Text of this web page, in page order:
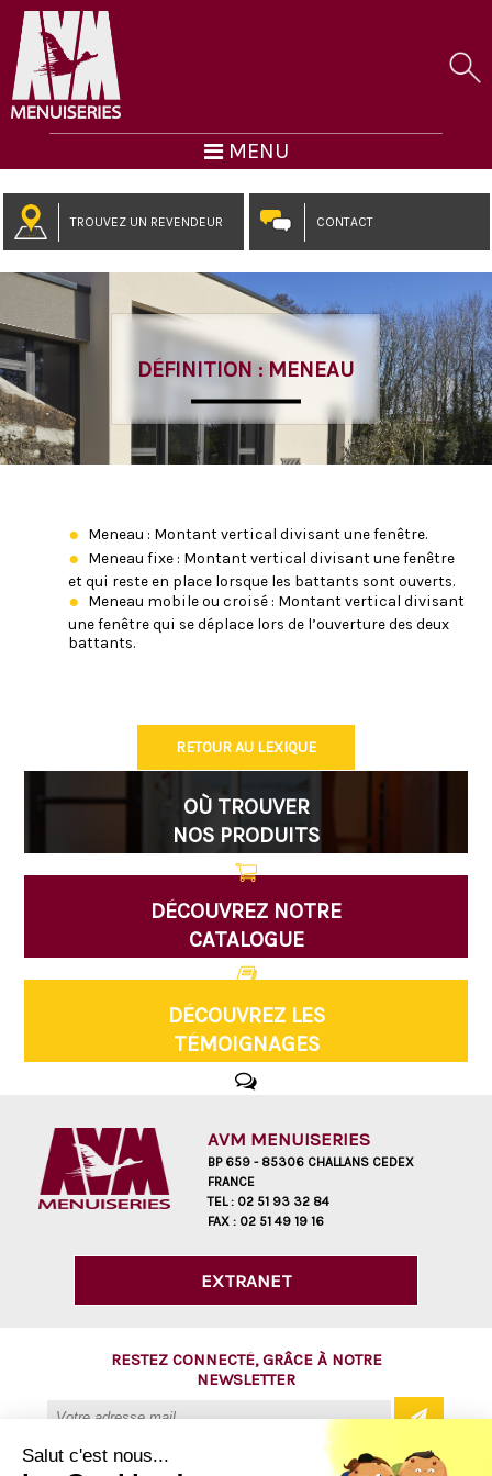
MENU
TROUVEZ UN REVENDEUR CONTACT
DÉFINITION : MENEAU
Meneau : Montant vertical divisant une fenêtre.
Meneau fixe : Montant vertical divisant une fenêtre
et qui reste en place lorsque les battants sont ouverts.
Meneau mobile ou croisé : Montant vertical divisant
une fenêtre qui se déplace lors de l’ouverture des deux
battants.
RETOUR AU LEXIQUE
OÙ TROUVER
NOS PRODUITS
DÉCOUVREZ NOTRE
CATALOGUE
DÉCOUVREZ LES
TÉMOIGNAGES
AVM MENUISERIES
BP 659 - 85306 CHALLANS CEDEX
FRANCE
TEL : 02 51 93 32 84
FAX : 02 51 49 19 16
EXTRANET
RESTEZ CONNECTÉ, GRÂCE À NOTRE
NEWSLETTER
Salut c'est nous...